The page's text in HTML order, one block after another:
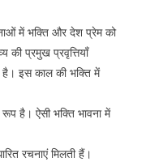
में भक्ति और देश प्रेम को
की प्रमुख प्रवृत्तियाँ
है। इस काल की भक्ति में
रूप है। ऐसी भक्ति भावना में
रचनाएं मिलती हैं।